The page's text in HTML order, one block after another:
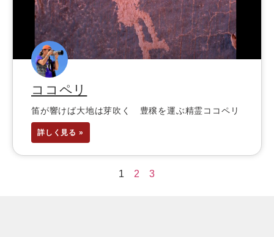
ココペリ
笛が響けば大地は芽吹く 豊穣を運ぶ精霊ココペリ
詳しく見る »
1 2 3